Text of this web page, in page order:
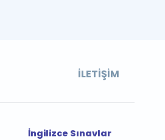
İLETIŞIM
İngilizce Sınavlar